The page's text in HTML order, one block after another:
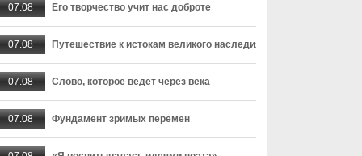
07.08 Его творчество учит нас доброте
07.08 Путешествие к истокам великого наследия
07.08 Слово, которое ведет через века
07.08 Фундамент зримых перемен